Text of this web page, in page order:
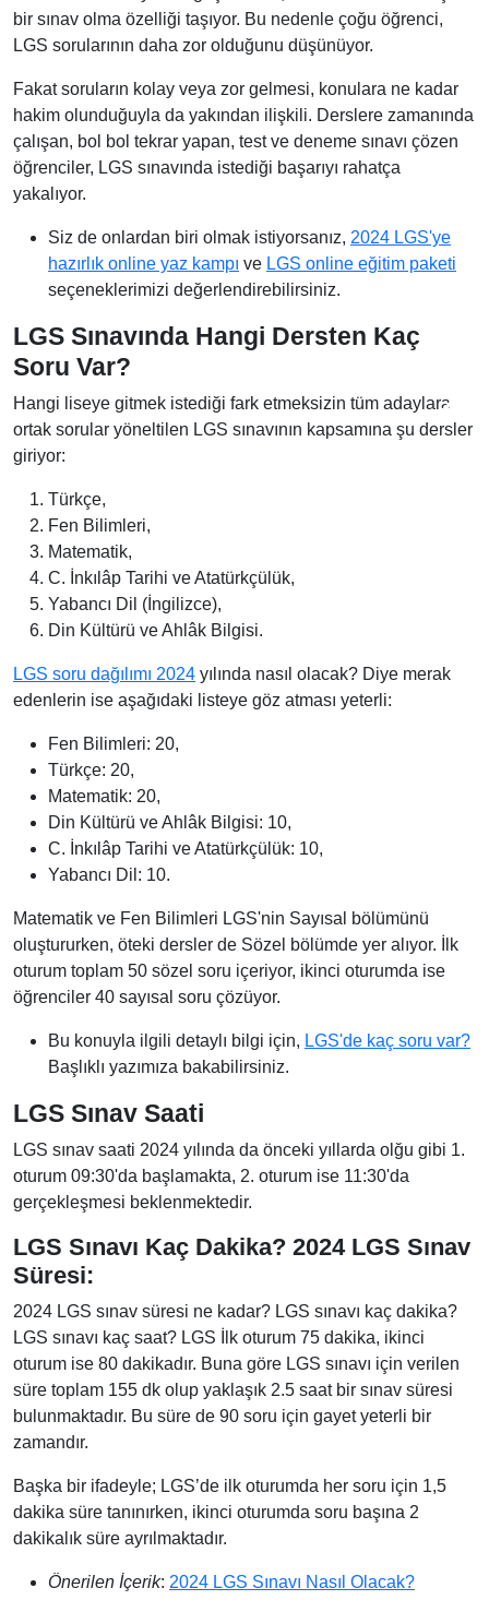
bir sınav olma özelliği taşıyor. Bu nedenle çoğu öğrenci,
LGS sorularının daha zor olduğunu düşünüyor.
Fakat soruların kolay veya zor gelmesi, konulara ne kadar
hakim olunduğuyla da yakından ilişkili. Derslere zamanında
çalışan, bol bol tekrar yapan, test ve deneme sınavı çözen
öğrenciler, LGS sınavında istediği başarıyı rahatça
yakalıyor.
Siz de onlardan biri olmak istiyorsanız, 2024 LGS'ye
hazırlık online yaz kampı ve LGS online eğitim paketi
seçeneklerimizi değerlendirebilirsiniz.
LGS Sınavında Hangi Dersten Kaç
Soru Var?
Hangi liseye gitmek istediği fark etmeksizin tüm adaylara
ortak sorular yöneltilen LGS sınavının kapsamına şu dersler
giriyor:
Türkçe,
Fen Bilimleri,
Matematik,
C. İnkılâp Tarihi ve Atatürkçülük,
Yabancı Dil (İngilizce),
Din Kültürü ve Ahlâk Bilgisi.
LGS soru dağılımı 2024 yılında nasıl olacak? Diye merak
edenlerin ise aşağıdaki listeye göz atması yeterli:
Fen Bilimleri: 20,
Türkçe: 20,
Matematik: 20,
Din Kültürü ve Ahlâk Bilgisi: 10,
C. İnkılâp Tarihi ve Atatürkçülük: 10,
Yabancı Dil: 10.
Matematik ve Fen Bilimleri LGS'nin Sayısal bölümünü
oluştururken, öteki dersler de Sözel bölümde yer alıyor. İlk
oturum toplam 50 sözel soru içeriyor, ikinci oturumda ise
öğrenciler 40 sayısal soru çözüyor.
Bu konuyla ilgili detaylı bilgi için, LGS'de kaç soru var?
Başlıklı yazımıza bakabilirsiniz.
LGS Sınav Saati
LGS sınav saati 2024 yılında da önceki yıllarda olğu gibi 1.
oturum 09:30'da başlamakta, 2. oturum ise 11:30'da
gerçekleşmesi beklenmektedir.
LGS Sınavı Kaç Dakika? 2024 LGS Sınav
Süresi:
2024 LGS sınav süresi ne kadar? LGS sınavı kaç dakika?
LGS sınavı kaç saat? LGS İlk oturum 75 dakika, ikinci
oturum ise 80 dakikadır. Buna göre LGS sınavı için verilen
süre toplam 155 dk olup yaklaşık 2.5 saat bir sınav süresi
bulunmaktadır. Bu süre de 90 soru için gayet yeterli bir
zamandır.
Başka bir ifadeyle; LGS’de ilk oturumda her soru için 1,5
dakika süre tanınırken, ikinci oturumda soru başına 2
dakikalık süre ayrılmaktadır.
Önerilen İçerik: 2024 LGS Sınavı Nasıl Olacak?